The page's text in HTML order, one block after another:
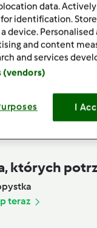
których
teraz
data.
identification.
device. Personalised
and content
and services
(vendors)
I